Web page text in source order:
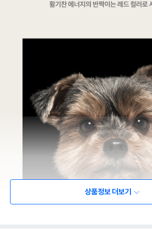
상품정보 더보기